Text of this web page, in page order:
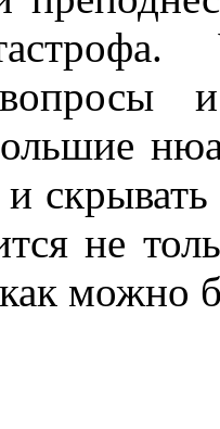
не
можно